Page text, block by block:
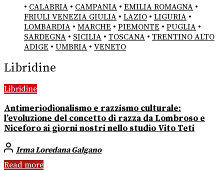
• CALABRIA • CAMPANIA • EMILIA ROMAGNA •
FRIULI VENEZIA GIULIA • LAZIO • LIGURIA •
LOMBARDIA • MARCHE • PIEMONTE • PUGLIA •
SARDEGNA • SICILIA • TOSCANA • TRENTINO ALTO
ADIGE • UMBRIA • VENETO
Libridine
Libridine
Antimeriodionalismo e razzismo culturale:
l’evoluzione del concetto di razza da Lombroso e
Niceforo ai giorni nostri nello studio Vito Teti
Irma Loredana Galgano
Read more